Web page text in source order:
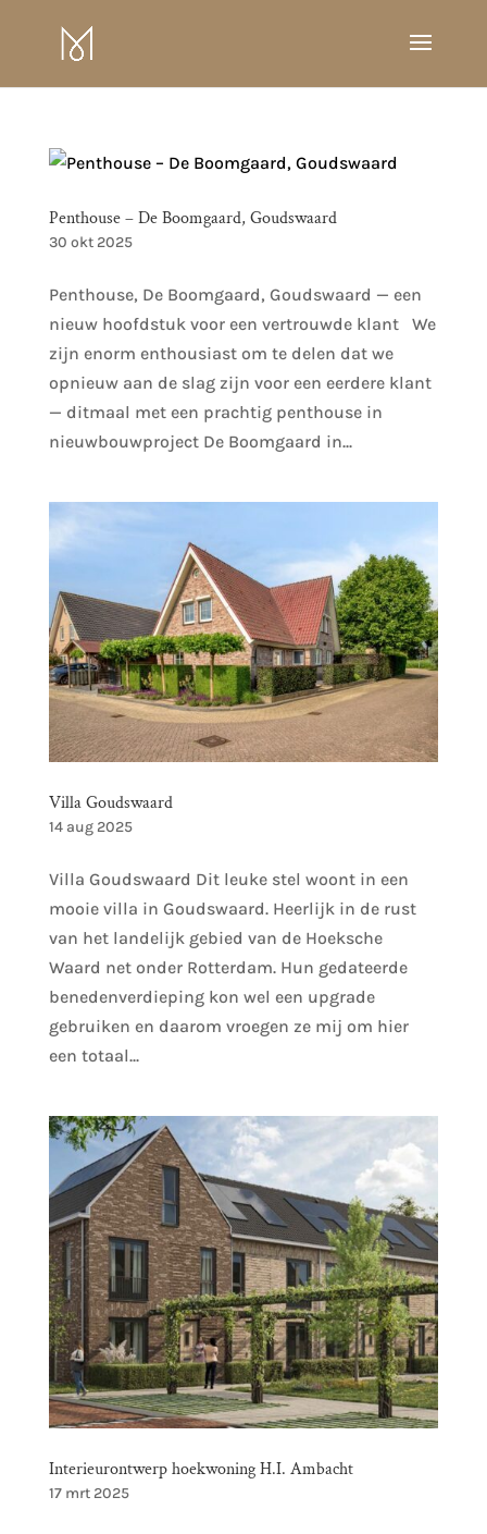
Penthouse – De Boomgaard, Goudswaard
30 okt 2025
Penthouse, De Boomgaard, Goudswaard — een
nieuw hoofdstuk voor een vertrouwde klant We
zijn enorm enthousiast om te delen dat we
opnieuw aan de slag zijn voor een eerdere klant
— ditmaal met een prachtig penthouse in
nieuwbouwproject De Boomgaard in...
Villa Goudswaard
14 aug 2025
Villa Goudswaard Dit leuke stel woont in een
mooie villa in Goudswaard. Heerlijk in de rust
van het landelijk gebied van de Hoeksche
Waard net onder Rotterdam. Hun gedateerde
benedenverdieping kon wel een upgrade
gebruiken en daarom vroegen ze mij om hier
een totaal...
Interieurontwerp hoekwoning H.I. Ambacht
17 mrt 2025